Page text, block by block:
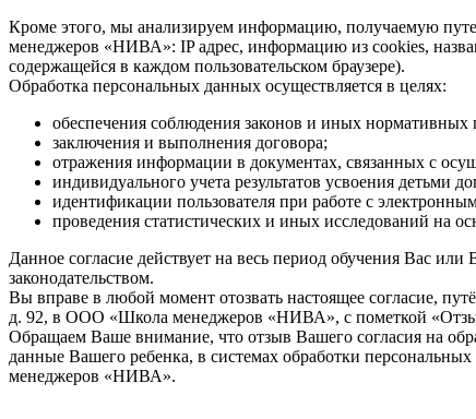
Кроме этого, мы анализируем информацию, получаемую
менеджеров «НИВА»: IP адрес, информацию из cookies,
содержащейся в каждом пользовательском браузере).
Обработка персональных данных осуществляется в целях:
обеспечения соблюдения законов и иных нормативных
заключения и выполнения договора;
отражения информации в документах, связанных с
индивидуального учета результатов усвоения
идентификации пользователя при работе с
проведения статистических и иных исследований на
Данное согласие действует на весь период обучения Вас
законодательством.
Вы вправе в любой момент отозвать настоящее согласие,
д. 92, в ООО «Школа менеджеров «НИВА», с пометкой
Обращаем Ваше внимание, что отзыв Вашего согласия на
данные Вашего ребенка, в системах обработки
менеджеров «НИВА».